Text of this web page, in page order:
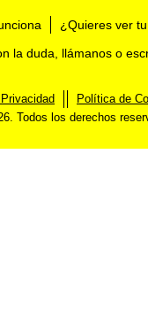
¿Quieres ver
la duda, llámanos o
Política de
Todos los derechos